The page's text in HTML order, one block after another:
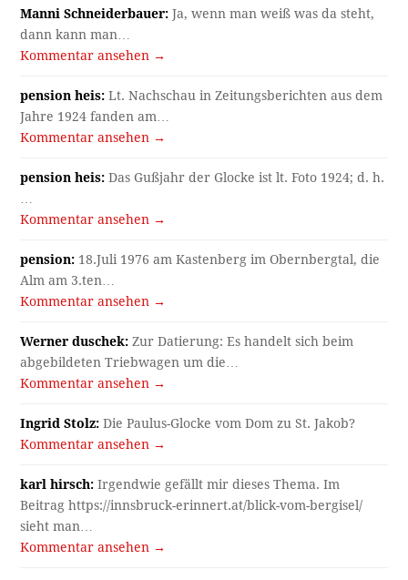
Manni Schneiderbauer: Ja, wenn man weiß was da steht,
dann kann man…
Kommentar ansehen →
pension heis: Lt. Nachschau in Zeitungsberichten aus dem
Jahre 1924 fanden am…
Kommentar ansehen →
pension heis: Das Gußjahr der Glocke ist lt. Foto 1924; d. h.
Kommentar ansehen →
pension: 18.Juli 1976 am Kastenberg im Obernbergtal, die
Alm am 3.ten…
Kommentar ansehen →
Werner duschek: Zur Datierung: Es handelt sich beim
abgebildeten Triebwagen um die…
Kommentar ansehen →
Ingrid Stolz: Die Paulus-Glocke vom Dom zu St. Jakob?
Kommentar ansehen →
karl hirsch: Irgendwie gefällt mir dieses Thema. Im
Beitrag https://innsbruck-erinnert.at/blick-vom-bergisel/
sieht man…
Kommentar ansehen →